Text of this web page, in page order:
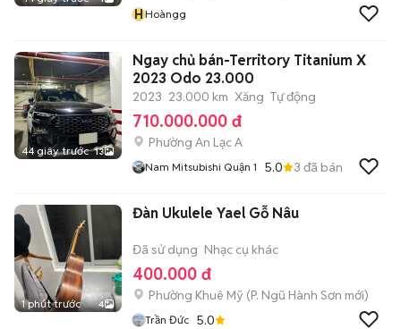
HHoàngg
44 giây trước 13
Ngay chủ bán-Territory Titanium X
2023 Odo 23.000
2023 23.000 km Xăng Tự động
710.000.000 đ
Phường An Lạc A
Nam Mitsubishi Quận 1 5.0 3 đã bán
1 phút trước 4
Đàn Ukulele Yael Gỗ Nâu
Đã sử dụng Nhạc cụ khác
400.000 đ
Phường Khuê Mỹ (P. Ngũ Hành Sơn mới)
Trần Đức 5.0